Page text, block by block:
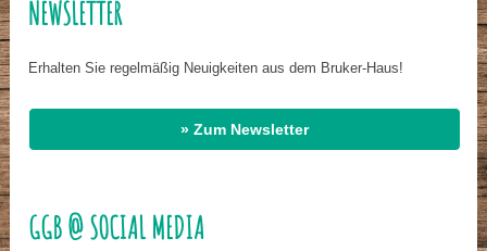
NEWSLETTER
Erhalten Sie regelmäßig Neuigkeiten aus dem Bruker-Haus!
» Zum Newsletter
GGB @ SOCIAL MEDIA